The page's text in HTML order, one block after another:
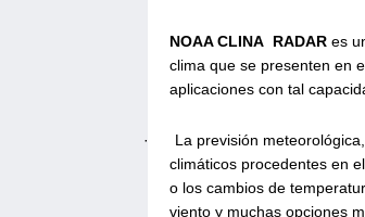
NOAA CLINA RADARes
clima que se presenten en
aplicaciones con tal
·
La previsión
climáticos procedentes en
o los cambios de
viento y muchas opciones